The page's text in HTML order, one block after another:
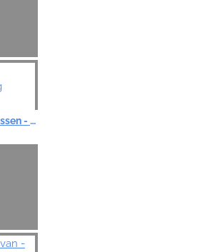
Boony 1941 Ligkussen - Stag Brown 85cm